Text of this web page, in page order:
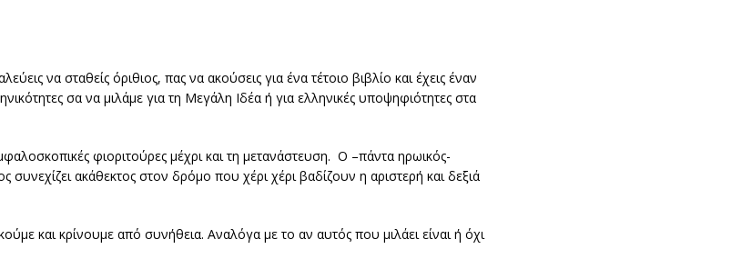
να σταθείς όριθιος, πας να ακούσεις για ένα τέτοιο βιβλίο και έχεις έναν
σα να μιλάμε για τη Μεγάλη Ιδέα ή για ελληνικές υποψηφιότητες στα
φιοριτούρες μέχρι και τη μετανάστευση. Ο –πάντα ηρωικός-
ακάθεκτος στον δρόμο που χέρι χέρι βαδίζουν η αριστερή και δεξιά
και κρίνουμε από συνήθεια. Αναλόγα με το αν αυτός που μιλάει είναι ή όχι